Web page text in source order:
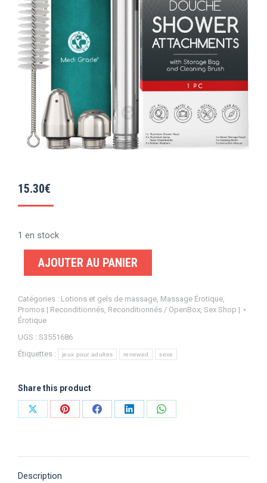
15.30€
1 en stock
AJOUTER AU PANIER
Catégories : Lotions et gels de massage, Massage Érotique,
Promos | Reconditionnés, Reconditionnés / OpenBox, Sex Shop |
Érotique
UGS : S3551686
Étiquettes :
jeux pour adultes renewed sexe
Share this product
PartagerPartagerPartagerPartagerPartager
Description